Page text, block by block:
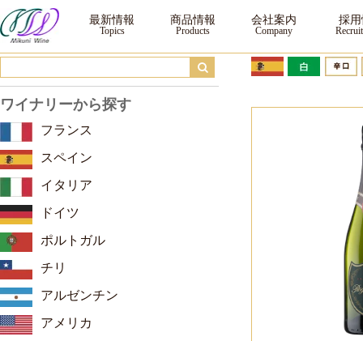
ロジャーグラート カバ グラン・レセルバ ジョセップ・ヴァイス ｜ ワイン
最新情報 商品情報 会社案内 採
ワイナリーから探す
フランス
スペイン
イタリア
ドイツ
ポルトガル
チリ
アルゼンチン
アメリカ